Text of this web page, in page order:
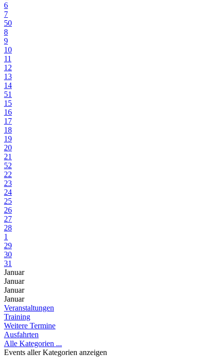
6
7
50
8
9
10
11
12
13
14
51
15
16
17
18
19
20
21
52
22
23
24
25
26
27
28
1
29
30
31
Januar
Januar
Januar
Januar
Veranstaltungen
Training
Weitere Termine
Ausfahrten
Alle Kategorien ...
Events aller Kategorien anzeigen